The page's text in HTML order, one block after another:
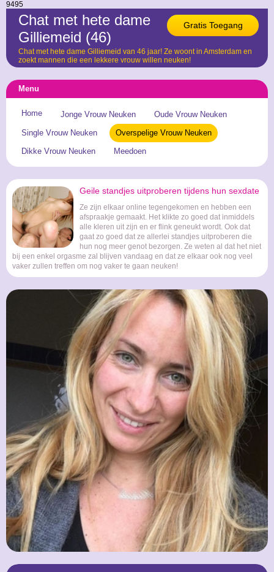
9495
Gratis Toegang
Chat met hete dame
Gilliemeid (46)
Chat met hete dame Gilliemeid van 46 jaar! Ze woont in Amsterdam en
zoekt mannen die een lekkere vrouw willen neuken!
Menu
Home Jonge Vrouw Neuken
Oude Vrouw Neuken
Single Vrouw Neuken
Overspelige Vrouw Neuken
Dikke Vrouw Neuken
Meedoen
Geile standjes uitproberen tijdens hun sexdate
Ze zijn elkaar online tegengekomen en hebben een
afspraakje gemaakt. Het klikte zo goed dat inmiddels
alle kleren uit zijn en er flink geneukt wordt. Ook dat
gaat zo goed dat ze allerlei standjes uitproberen die
hun nog meer genot bezorgen. Ze weten al dat het niet
bij een enkel orgasme zal blijven vandaag en dat ze elkaar ook nog veel
vaker zullen treffen om nog vaker te gaan neuken!